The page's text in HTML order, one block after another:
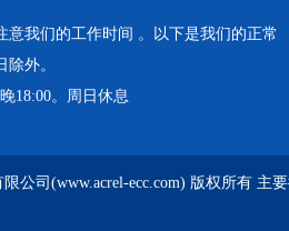
意我们的工作时间 。以下是我们的正常
外。
18:00。周日休息
公司(www.acrel-ecc.com) 版权所有 主